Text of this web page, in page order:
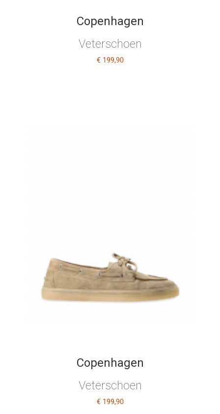
Copenhagen
Veterschoen
€ 199,90
Copenhagen
Veterschoen
€ 199,90